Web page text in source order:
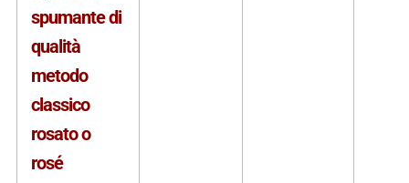
spumante di
qualità
metodo
classico
rosato o
rosé